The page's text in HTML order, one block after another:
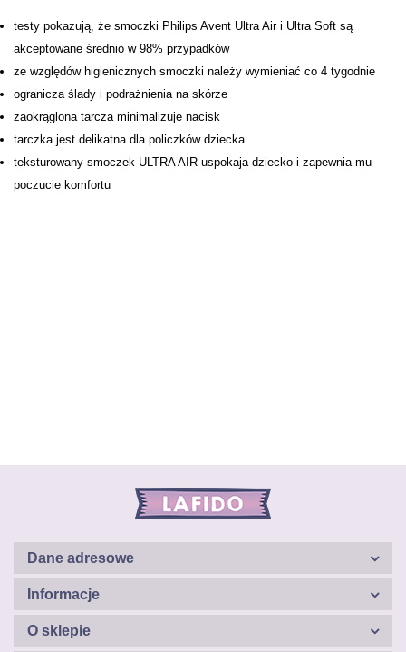
testy pokazują, że smoczki Philips Avent Ultra Air i Ultra Soft są
akceptowane średnio w 98% przypadków
ze względów higienicznych smoczki należy wymieniać co 4 tygodnie
ogranicza ślady i podrażnienia na skórze
zaokrąglona tarcza minimalizuje nacisk
tarczka jest delikatna dla policzków dziecka
teksturowany smoczek ULTRA AIR uspokaja dziecko i zapewnia mu
poczucie komfortu
Dane adresowe
Informacje
O sklepie